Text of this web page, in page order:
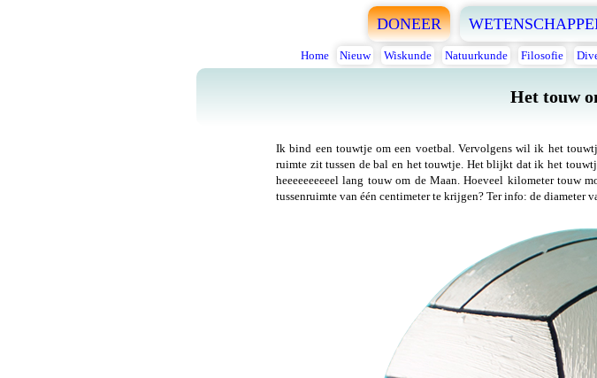
DONEER
Home Nieuw Wiskunde Natuurkunde Filosofie
Het touw
Ik bind een touwtje om een voetbal. Vervolgens wil ik het
ruimte zit tussen de bal en het touwtje. Het blijkt dat ik het
heeeeeeeeeel lang touw om de Maan. Hoeveel kilometer touw
tussenruimte van één centimeter te krijgen? Ter info: de diameter